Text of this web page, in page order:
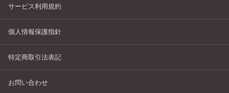
サービス利用規約
個人情報保護指針
特定商取引法表記
お問い合わせ